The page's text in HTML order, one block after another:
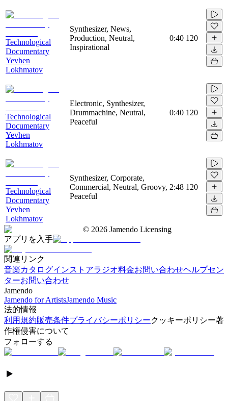
Technological
Documentary
Yevhen
Lokhmatov
Synthesizer, News,
Production, Neutral,
Inspirational
0:40 120
Technological
Documentary
Yevhen
Lokhmatov
Electronic, Synthesizer,
Drummachine, Neutral,
Peaceful
0:40 120
Technological
Documentary
Yevhen
Lokhmatov
Synthesizer, Corporate,
Commercial, Neutral, Groovy,
Peaceful
2:48 120
© 2026 Jamendo Licensing
アプリを入手
関連リンク
音楽カタログインストアラジオ料金お問い合わせヘルプセン
ターお問い合わせ
Jamendo
Jamendo for ArtistsJamendo Music
法的情報
利用規約販売条件プライバシーポリシークッキーポリシー著
作権侵害について
フォローする